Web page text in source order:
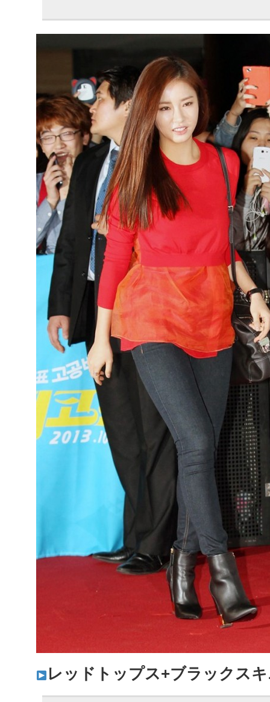
レッドトップス+ブラックス